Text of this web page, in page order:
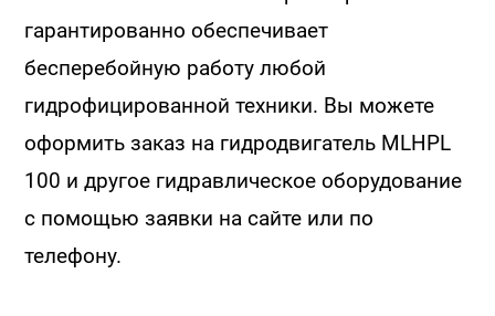
гарантированно обеспечивает
бесперебойную работу любой
гидрофицированной техники. Вы можете
оформить заказ на гидродвигатель MLHPL
100 и другое гидравлическое оборудование
с помощью заявки на сайте или по
телефону.